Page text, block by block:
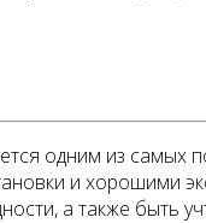
одним из самых
и хорошими
а также быть